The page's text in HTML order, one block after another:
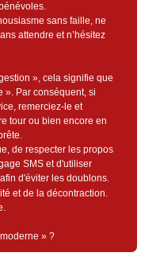
sans faille, ne
attendre et n’hésitez
», cela signifie que
». Par conséquent, si
remerciez-le et
tour ou bien encore en
de respecter les propos
SMS et d'utiliser
d'éviter les doublons.
et de la décontraction.
» ?